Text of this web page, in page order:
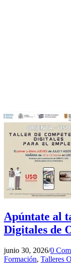
Apúntate al
Digitales de
junio 30, 2026/0
Formación, Talleres